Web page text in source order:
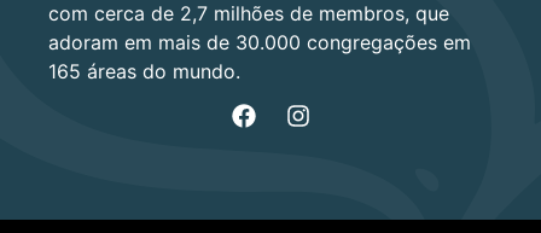
com cerca de 2,7 milhões de membros, que
adoram em mais de 30.000 congregações em
165 áreas do mundo.